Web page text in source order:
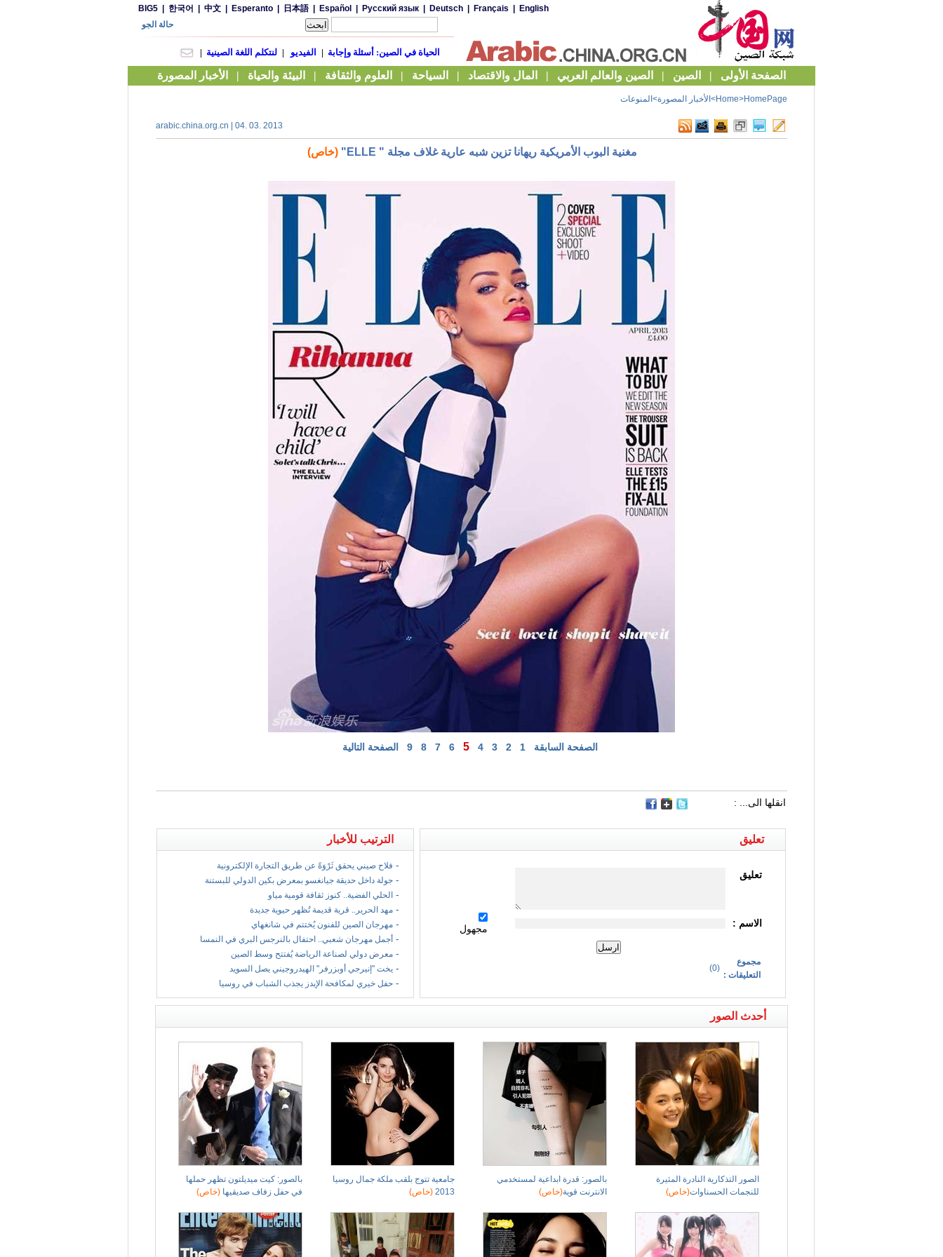
Home>HomePage
> الأخبار المصورة> المنوعات
arabic.china.org.cn | 04. 03. 2013
مغنية البوب الأمريكية ريهانا تزين شبه عارية غلاف مجلة " ELLE" (خاص)
الصفحة السابقة 1
2
3
4
5
6
7
8
9 الصفحة التالية
انقلها الى... :
الترتيب للأخبار
- فلاح صيني يحقق ثَرْوَةً عن طريق التجارة الإلكترونية
- جولة داخل حديقة جيانغسو بمعرض بكين الدولي للبستنة
- الحلي الفضية.. كنوز ثقافة قومية مياو
- مهد الحرير.. قرية قديمة تُظهر حيوية جديدة
- مهرجان الصين للفنون يُختتم في شانغهاي
- أجمل مهرجان شعبي.. احتفال بالنرجس البري في النمسا
- معرض دولي لصناعة الرياضة يُفتتح وسط الصين
- يخت "إنيرجي أوبزرفر" الهيدروجيني يصل السويد
- حفل خيري لمكافحة الإيدز يجذب الشباب في روسيا
تعليق
تعليق
مجهول الاسم :
(
0
)
مجموع
التعليقات :
أحدث الصور
بالصور: كيت ميديلتون تظهر حملها
في حفل زفاف صديقيها(خاص)
جامعية تتوج بلقب ملكة جمال روسيا
2013 (خاص)
بالصور: قدرة ابداعية لمستخدمي
الانترنت قوية(خاص)
الصور التذكارية النادرة المثيرة
للنجمات الحسناوات(خاص)